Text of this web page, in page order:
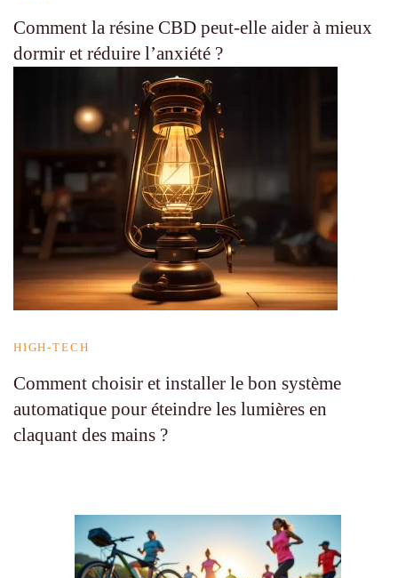
Comment la résine CBD peut-elle aider à mieux
dormir et réduire l’anxiété ?
HIGH-TECH
Comment choisir et installer le bon système
automatique pour éteindre les lumières en
claquant des mains ?